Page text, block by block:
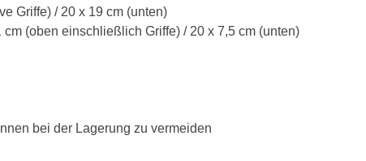
Griffe) / 20 x 19 cm (unten)
(oben einschließlich Griffe) / 20 x 7,5 cm (unten)
bei der Lagerung zu vermeiden